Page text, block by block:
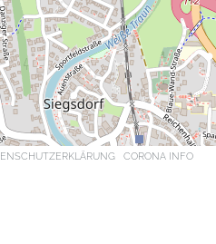
CORONA INFO